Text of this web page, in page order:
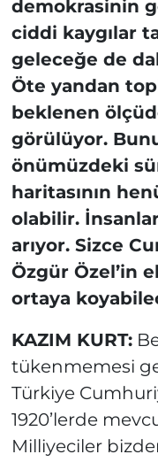
demokrasinin
ciddi kaygılar
geleceğe de
Öte yandan
beklenen
görülüyor.
önümüzdeki
haritasının
olabilir.
arıyor. Sizce
Özgür Özel’in
ortaya
KAZIM KURT:
tükenmemesi
Türkiye
1920’lerde
Milliyeciler